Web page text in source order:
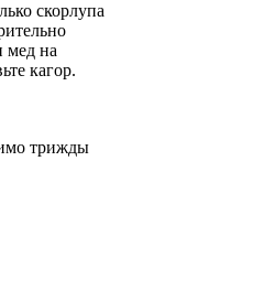
скорлупа
мед на
кагор.
трижды